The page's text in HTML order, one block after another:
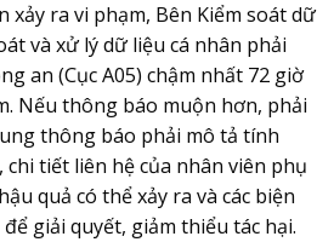
xảy ra vi phạm, Bên Kiểm soát dữ
và xử lý dữ liệu cá nhân phải
an (Cục A05) chậm nhất 72 giờ
Nếu thông báo muộn hơn, phải
thông báo phải mô tả tính
chi tiết liên hệ của nhân viên phụ
quả có thể xảy ra và các biện
giải quyết, giảm thiểu tác hại.